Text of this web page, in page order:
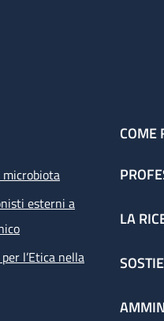
esterni a
l’Etica nella
COME
LA